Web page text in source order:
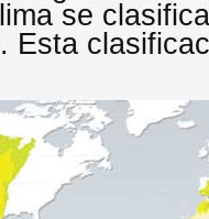
se
Esta